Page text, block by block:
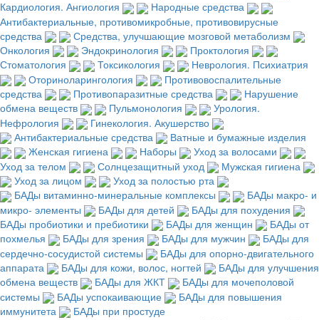
Кардиология. Ангиология
Народные средства
Антибактериальные, противомикробные, противовирусные
средства
Средства, улучшающие мозговой метаболизм
Онкология
Эндокринология
Проктология
Стоматология
Токсикология
Неврология. Психиатрия
Оториноларингология
Противовоспалительные
средства
Противопаразитные средства
Нарушение
обмена веществ
Пульмонология
Урология.
Нефрология
Гинекология. Акушерство
Антибактериальные средства
Ватные и бумажные изделия
Женская гигиена
Наборы
Уход за волосами
Уход за телом
Солнцезащитный уход
Мужская гигиена
Уход за лицом
Уход за полостью рта
БАДы витаминно-минеральные комплексы
БАДы макро- и
микро- элементы
БАДы для детей
БАДы для похудения
БАДы пробиотики и пребиотики
БАДы для женщин
БАДы от
похмелья
БАДы для зрения БАДы для мужчин
БАДы для
сердечно-сосудистой системы
БАДы для опорно-двигательного
аппарата
БАДы для кожи, волос, ногтей
БАДы для улучшения
обмена веществ
БАДы для ЖКТ
БАДы для мочеполовой
системы
БАДы успокаивающие
БАДы для повышения
иммунитета
БАДы при простуде